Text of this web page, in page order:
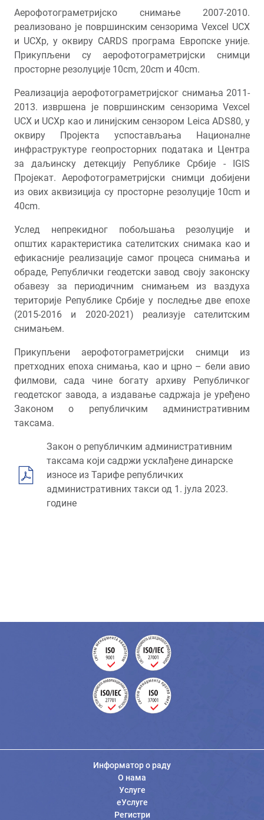
Аерофотограметријско снимање 2007-2010.
реализовано је површинским сензорима Vexcel UCX
и UCXp, у оквиру CARDS програма Европске уније.
Прикупљени су аерофотограметријски снимци
просторне резолуције 10cm, 20cm и 40cm.
Реализација аерофотограметријског снимања 2011-
2013. извршена је површинским сензорима Vexcel
UCX и UCXp као и линијским сензором Leica ADS80, у
оквиру Пројекта успостављања Националне
инфраструктуре геопросторних података и Центра
за даљинску детекцију Републике Србије - IGIS
Пројекат. Аерофотограметријски снимци добијени
из ових аквизиција су просторне резолуције 10cm и
40cm.
Услед непрекидног побољшања резолуције и
општих карактеристика сателитских снимака као и
ефикасније реализације самог процеса снимања и
обраде, Републички геодетски завод своју законску
обавезу за периодичним снимањем из ваздуха
територије Републике Србије у последње две епохе
(2015-2016 и 2020-2021) реализује сателитским
снимањем.
Прикупљени аерофотограметријски снимци из
претходних епоха снимања, као и црно – бели авио
филмови, сада чине богату архиву Републичког
геодетског завода, а издавање садржаја је уређено
Законом о републичким административним
таксама.
Закон о републичким административним
таксама који садржи усклађене динарске
износе из Тарифе републичких
административних такси од 1. јула 2023.
године
Информатор о раду
О нама
Услуге
еУслуге
Регистри